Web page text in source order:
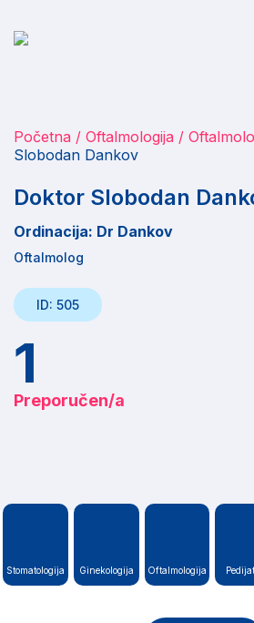
Početna Oftalmologija
Slobodan Dankov
Doktor Slobodan
Ordinacija: Dr Dankov
Oftalmolog
ID: 505
1
Preporučen/a
Stomatologija Ginekologija Oftalmologija